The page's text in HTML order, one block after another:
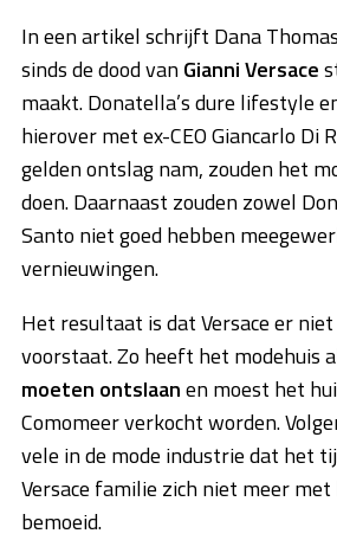
In een artikel schrijft Dana
sinds de dood vanGianni Versace
maakt. Donatella’s dure lifestyle
hierover met ex-CEO Giancarlo Di
gelden ontslag nam, zouden het
doen. Daarnaast zouden zowel
Santo niet goed hebben
vernieuwingen.
Het resultaat is dat Versace er
voorstaat. Zo heeft het modehuis
moeten ontslaanen moest het
Comomeer verkocht worden.
vele in de mode industrie dat het
Versace familie zich niet meer
bemoeid.